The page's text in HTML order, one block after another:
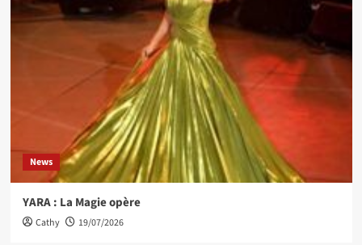
News
YARA : La Magie opère
Cathy 19/07/2026